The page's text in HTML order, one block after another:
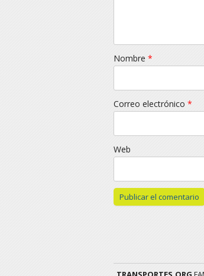
Nombre *
Correo electrónico *
Web